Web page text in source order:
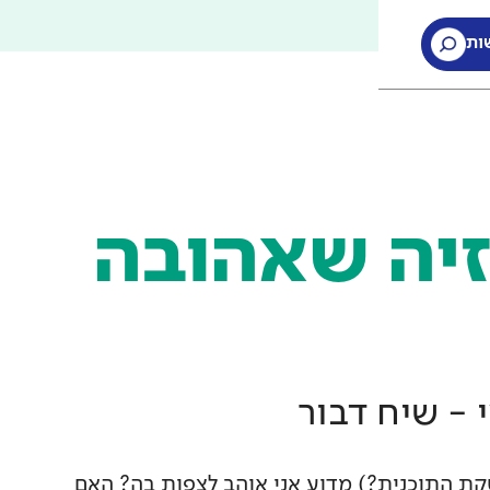
שאהובה
- שיח דבור
התוכנית?) מדוע אני אוהב לצפות בה? האם